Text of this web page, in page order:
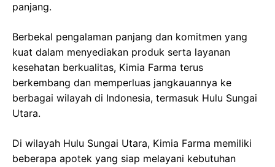
panjang.
Berbekal pengalaman panjang dan komitmen yang
kuat dalam menyediakan produk serta layanan
kesehatan berkualitas, Kimia Farma terus
berkembang dan memperluas jangkauannya ke
berbagai wilayah di Indonesia, termasuk Hulu Sungai
Utara.
Di wilayah Hulu Sungai Utara, Kimia Farma memiliki
beberapa apotek yang siap melayani kebutuhan